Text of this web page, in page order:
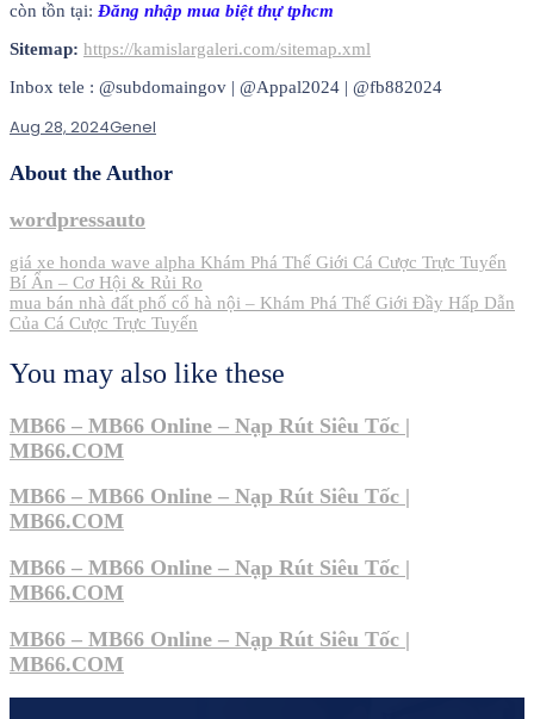
còn tồn tại: Đăng nhập mua biệt thự tphcm
Sitemap: https://kamislargaleri.com/sitemap.xml
Inbox tele : @subdomaingov | @Appal2024 | @fb882024
Aug 28, 2024Genel
About the Author
wordpressauto
Post
navigation
giá xe honda wave alpha Khám Phá Thế Giới Cá Cược Trực Tuyến
Bí Ẩn – Cơ Hội & Rủi Ro
mua bán nhà đất phố cổ hà nội – Khám Phá Thế Giới Đầy Hấp Dẫn
Của Cá Cược Trực Tuyến
You may also like these
MB66 – MB66 Online – Nạp Rút Siêu Tốc |
MB66.COM
MB66 – MB66 Online – Nạp Rút Siêu Tốc |
MB66.COM
MB66 – MB66 Online – Nạp Rút Siêu Tốc |
MB66.COM
MB66 – MB66 Online – Nạp Rút Siêu Tốc |
MB66.COM